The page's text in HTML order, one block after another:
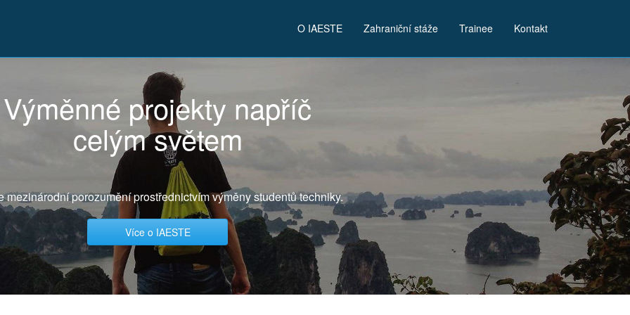
O IAESTE Zahraniční stáže Trainee Kontakt
Výměnné projekty napříč
celým světem
mezinárodní porozumění prostřednictvím výměny studentů techniky.
Více o IAESTE